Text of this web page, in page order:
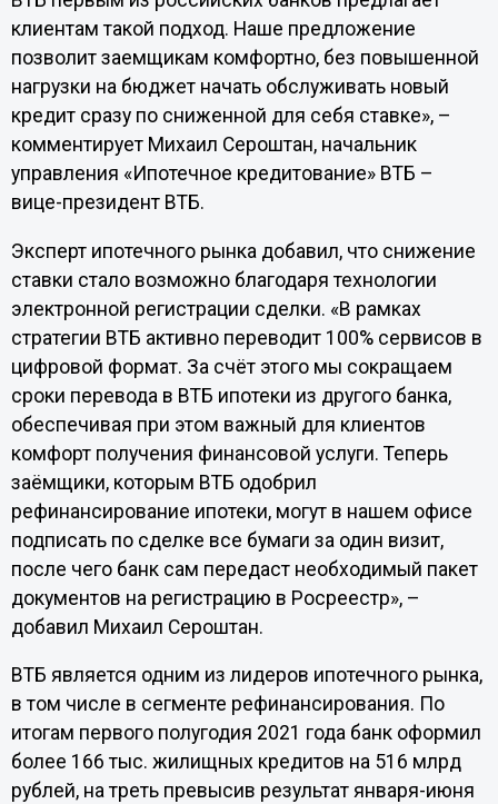
клиентам такой подход. Наше предложение
позволит заемщикам комфортно, без повышенной
нагрузки на бюджет начать обслуживать новый
кредит сразу по сниженной для себя ставке», –
комментирует Михаил Сероштан, начальник
управления «Ипотечное кредитование» ВТБ –
вице-президент ВТБ.
Эксперт ипотечного рынка добавил, что снижение
ставки стало возможно благодаря технологии
электронной регистрации сделки. «В рамках
стратегии ВТБ активно переводит 100% сервисов в
цифровой формат. За счёт этого мы сокращаем
сроки перевода в ВТБ ипотеки из другого банка,
обеспечивая при этом важный для клиентов
комфорт получения финансовой услуги. Теперь
заёмщики, которым ВТБ одобрил
рефинансирование ипотеки, могут в нашем офисе
подписать по сделке все бумаги за один визит,
после чего банк сам передаст необходимый пакет
документов на регистрацию в Росреестр», –
добавил Михаил Сероштан.
ВТБ является одним из лидеров ипотечного рынка,
в том числе в сегменте рефинансирования. По
итогам первого полугодия 2021 года банк оформил
более 166 тыс. жилищных кредитов на 516 млрд
рублей, на треть превысив результат января-июня